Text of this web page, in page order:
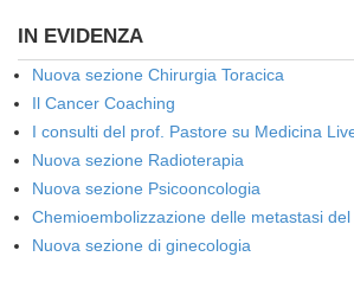
IN EVIDENZA
Nuova sezione Chirurgia Toracica
Il Cancer Coaching
I consulti del prof. Pastore su Medicina
Nuova sezione Radioterapia
Nuova sezione Psicooncologia
Chemioembolizzazione delle metastasi
Nuova sezione di ginecologia